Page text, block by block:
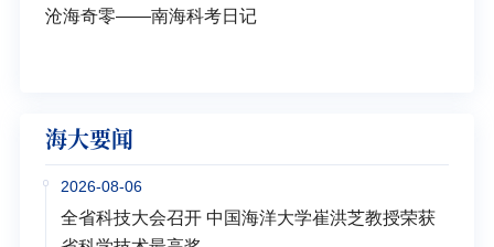
沧海奇零——南海科考日记
海大要闻
2026-08-06
全省科技大会召开 中国海洋大学崔洪芝教授荣获